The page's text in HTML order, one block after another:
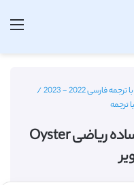
2022 - 2023
/
ترجمه
دانلود ترجمه مقاله تفسیر ساده‌ ریاضی Oyster